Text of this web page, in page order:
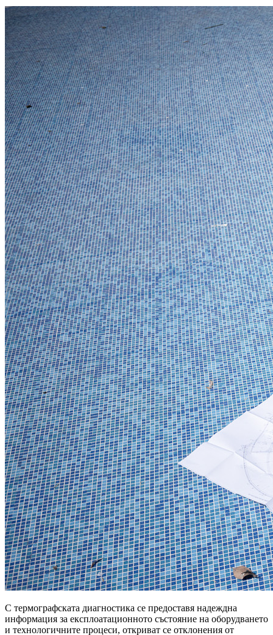
С термографската диагностика се предоставя надеждна
информация за експлоатационното състояние на оборудването
и технологичните процеси, откриват се отклонения от